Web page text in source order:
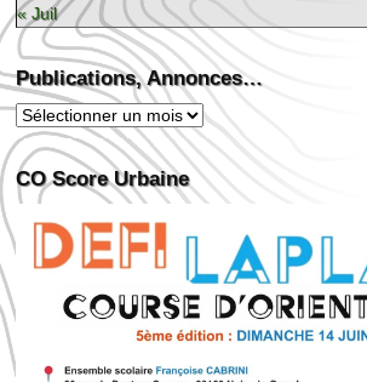
« Juil
Publications, Annonces…
Publications,
Annonces…
CO Score Urbaine